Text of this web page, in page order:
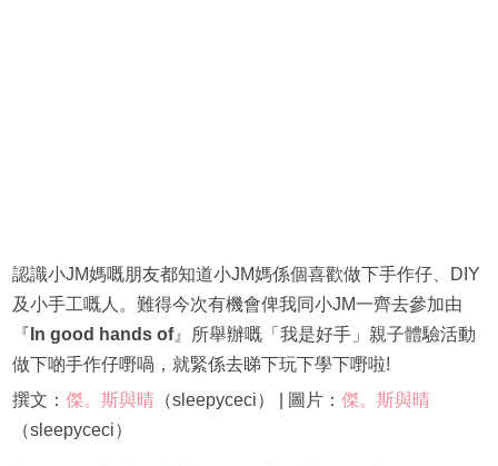
認識小JM媽嘅朋友都知道小JM媽係個喜歡做下手作仔、DIY
及小手工嘅人。難得今次有機會俾我同小JM一齊去參加由
『 In good hands of』所舉辦嘅「我是好手」親子體驗活動
做下啲手作仔嘢喎，就緊係去睇下玩下學下嘢啦!
撰文： 傑。斯與晴（sleepyceci） | 圖片： 傑。斯與晴
（sleepyceci）